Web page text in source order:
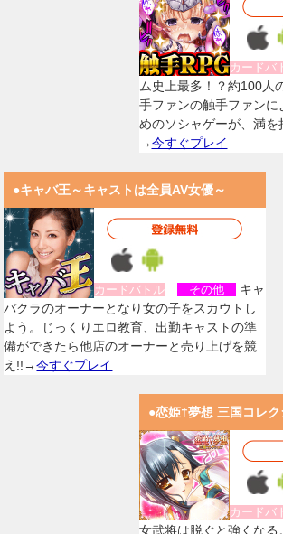
カードバ
ム史上最多！？約100人
手ファンの触手ファンに
めのソシャゲーが、満を
→今すぐプレイ
●キャバ王～キャストは全員AV女優～
カードバトル その他
キャ
バクラのオーナーとなり女の子をスカウトし
よう。じっくりエロ教育、出勤キャストの準
備ができたら他店のオーナーと売り上げを競
え!!→今すぐプレイ
●恋姫†夢想 三国コレク
カードバ
女武将は脱ぐと強くな